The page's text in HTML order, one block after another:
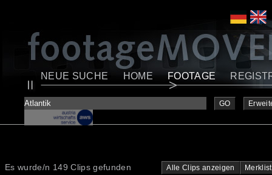
NEUE SUCHE HOME FOOTAGE
GO
Es wurde/n 149 Clips gefunden Alle Clips anzeigen